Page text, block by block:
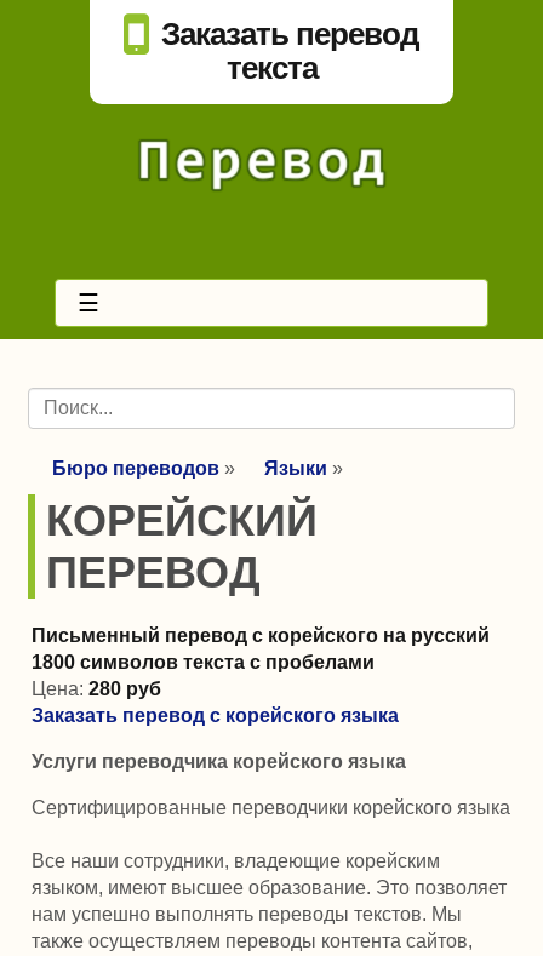
Заказать перевод
текста
☰
Бюро переводов » Языки »
КОРЕЙСКИЙ
ПЕРЕВОД
Письменный перевод с корейского на русский
1800 символов текста с пробелами
Цена:280 руб
Заказать перевод с корейского языка
Услуги переводчика корейского языка
Сертифицированные переводчики корейского языка
Все наши сотрудники, владеющие корейским
языком, имеют высшее образование. Это позволяет
нам успешно выполнять переводы текстов. Мы
также осуществляем переводы контента сайтов,